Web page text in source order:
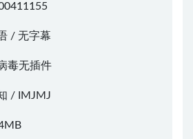
/ 无字幕
毒无插件
/ IMJMJ